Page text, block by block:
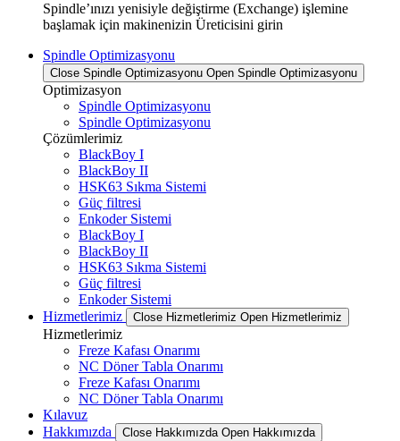
Spindle’ınızı yenisiyle değiştirme (Exchange) işlemine
başlamak için makinenizin Üreticisini girin
Spindle Optimizasyonu
Close Spindle Optimizasyonu Open Spindle Optimizasyonu
Optimizasyon
Spindle Optimizasyonu
Spindle Optimizasyonu
Çözümlerimiz
BlackBoy I
BlackBoy II
HSK63 Sıkma Sistemi
Güç filtresi
Enkoder Sistemi
BlackBoy I
BlackBoy II
HSK63 Sıkma Sistemi
Güç filtresi
Enkoder Sistemi
Hizmetlerimiz
Close Hizmetlerimiz Open Hizmetlerimiz
Hizmetlerimiz
Freze Kafası Onarımı
NC Döner Tabla Onarımı
Freze Kafası Onarımı
NC Döner Tabla Onarımı
Kılavuz
Hakkımızda
Close Hakkımızda Open Hakkımızda